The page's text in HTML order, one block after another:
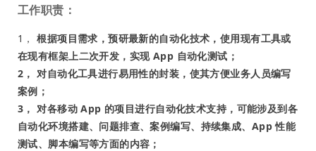
工作职责：
1，根据项目需求，预研最新的自动化技术，使用现有工具或
在现有框架上二次开发，实现 App 自动化测试；
2， 对自动化工具进行易用性的封装，使其方便业务人员编写
案例；
3， 对各移动 App 的项目进行自动化技术支持，可能涉及到各
自动化环境搭建、问题排查、案例编写、持续集成、App 性能
测试、脚本编写等方面的内容；